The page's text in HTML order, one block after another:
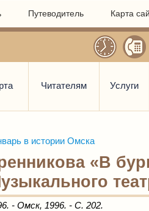
Путеводитель Карта
Читателям Услуги
в истории Омска
«В
- Омск, 1996. - С. 202.